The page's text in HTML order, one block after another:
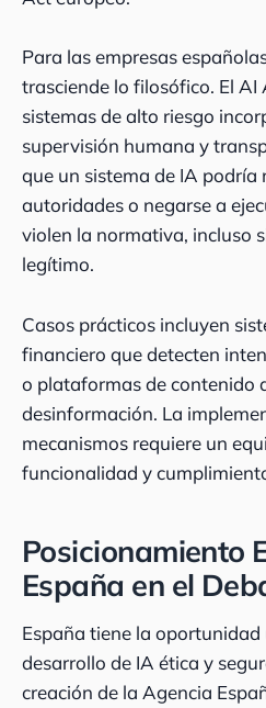
Para las empresas
trasciende lo filosófico. El AI
sistemas de alto riesgo
supervisión humana y
que un sistema de IA podría
autoridades o negarse a
violen la normativa, incluso
legítimo.
Casos prácticos incluyen
financiero que detecten
o plataformas de contenido
desinformación. La
mecanismos requiere un
funcionalidad y
Posicionamiento
España en el
España tiene la oportunidad
desarrollo de IA ética y
creación de la Agencia